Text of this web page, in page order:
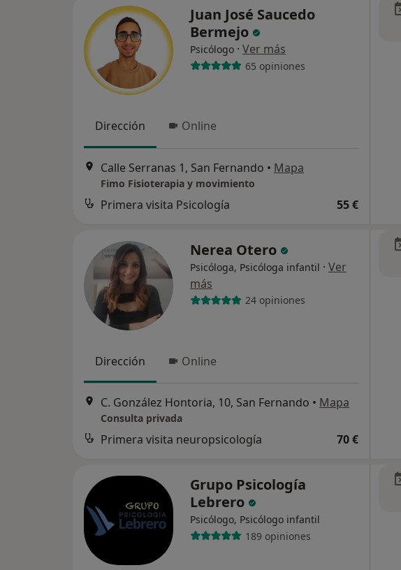
Juan José Saucedo
Bermejo
Psicólogo · Ver más
65 opiniones
Dirección Online
Calle Serranas 1, San Fernando • Mapa
Fimo Fisioterapia y movimiento
Primera visita Psicología 55 €
Nerea Otero
Psicóloga, Psicóloga infantil · Ver
más
24 opiniones
Dirección Online
C. González Hontoria, 10, San Fernando • Mapa
Consulta privada
Primera visita neuropsicología 70 €
Grupo Psicología
Lebrero
Psicólogo, Psicólogo infantil
189 opiniones